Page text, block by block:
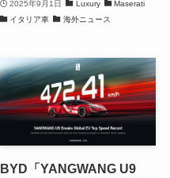
2025年9月1日 Luxury
Maserati
イタリア車
海外ニュース
BYD「YANGWANG U9